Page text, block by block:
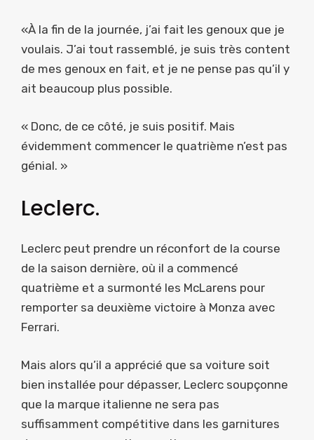
«À la fin de la journée, j’ai fait les genoux que je
voulais. J’ai tout rassemblé, je suis très content
de mes genoux en fait, et je ne pense pas qu’il y
ait beaucoup plus possible.
« Donc, de ce côté, je suis positif. Mais
évidemment commencer le quatrième n’est pas
génial. »
Leclerc.
Leclerc peut prendre un réconfort de la course
de la saison dernière, où il a commencé
quatrième et a surmonté les McLarens pour
remporter sa deuxième victoire à Monza avec
Ferrari.
Mais alors qu’il a apprécié que sa voiture soit
bien installée pour dépasser, Leclerc soupçonne
que la marque italienne ne sera pas
suffisamment compétitive dans les garnitures